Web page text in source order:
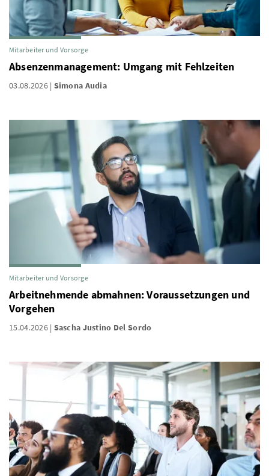
Mitarbeiter und Vorsorge
Absenzenmanagement: Umgang mit Fehlzeiten
03.08.2026 Simona Audia
Mitarbeiter und Vorsorge
Arbeitnehmende abmahnen: Voraussetzungen und
Vorgehen
15.04.2026 Sascha Justino Del Sordo